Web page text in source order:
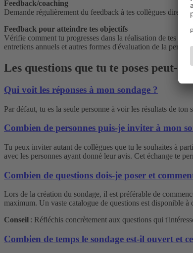
Feedback/coaching
Demande régulièrement du feedback à tes collègues
Feedback pour atteindre tes objectifs
Vérifie comment tu progresses dans la réalisation de tes
entretiens annuels et autres formes d'évaluation de la
Les questions que tu te poses peut-
Qui voit les réponses à mon sondage ?
Par défaut, tu es la seule personne à voir les résultats de
Combien de personnes puis-je inviter à mon
Tu peux inviter autant de collègues que tu le souhaites à
avec les personnes ayant donné leur avis. Cet échange te
Combien de questions dois-je poser et
Lors de la création du sondage, il est préférable de
maximum. Un vaste catalogue de questions est disponible à
Conseil : Réfléchis concrètement aux questions qui
Combien de temps le sondage est-il ouvert et